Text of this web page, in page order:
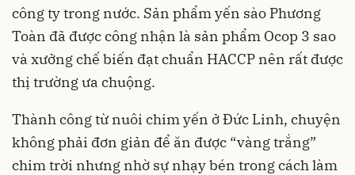
công ty trong nước. Sản phẩm yến sào Phương
Toàn đã được công nhận là sản phẩm Ocop 3 sao
và xưởng chế biến đạt chuẩn HACCP nên rất được
thị trường ưa chuộng.
Thành công từ nuôi chim yến ở Đức Linh, chuyện
không phải đơn giản để ăn được “vàng trắng”
chim trời nhưng nhờ sự nhạy bén trong cách làm